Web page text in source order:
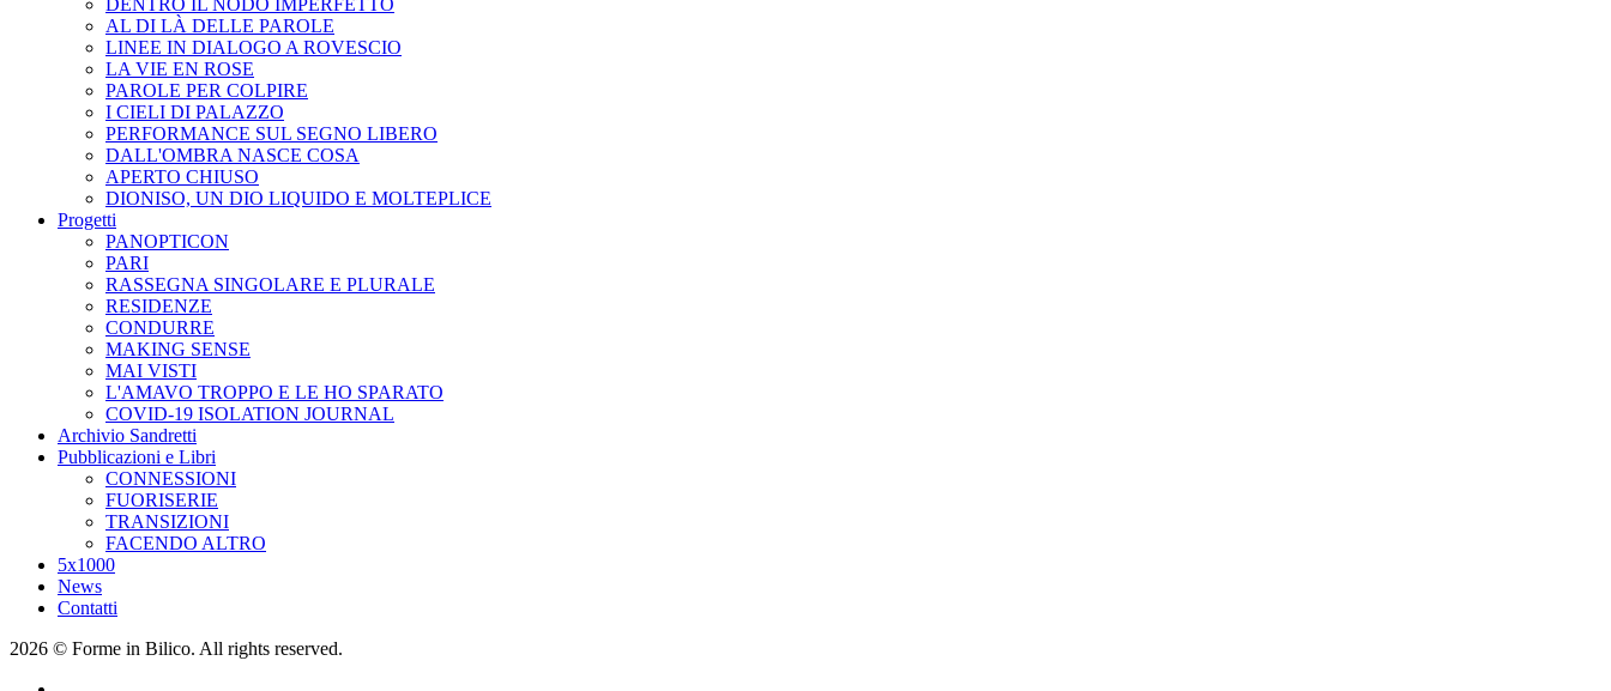
DENTRO IL NODO IMPERFETTO
AL DI LÀ DELLE PAROLE
LINEE IN DIALOGO A ROVESCIO
LA VIE EN ROSE
PAROLE PER COLPIRE
I CIELI DI PALAZZO
PERFORMANCE SUL SEGNO LIBERO
DALL'OMBRA NASCE COSA
APERTO CHIUSO
DIONISO, UN DIO LIQUIDO E MOLTEPLICE
Progetti
PANOPTICON
PARI
RASSEGNA SINGOLARE E PLURALE
RESIDENZE
CONDURRE
MAKING SENSE
MAI VISTI
L'AMAVO TROPPO E LE HO SPARATO
COVID-19 ISOLATION JOURNAL
Archivio Sandretti
Pubblicazioni e Libri
CONNESSIONI
FUORISERIE
TRANSIZIONI
FACENDO ALTRO
5x1000
News
Contatti
2026 © Forme in Bilico. All rights reserved.